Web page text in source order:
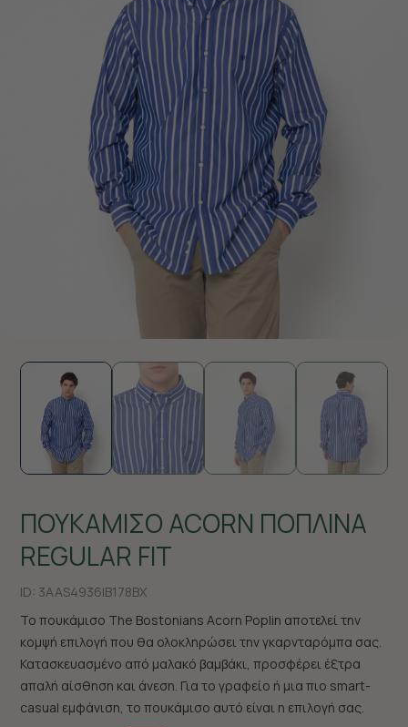
ΠΟΥΚΑΜΙΣΟ ACORN ΠΟΠΛΙΝΑ
REGULAR FIT
ID: 3AAS4936|B178BX
Το πουκάμισο The Bostonians Acorn Poplin αποτελεί την
κομψή επιλογή που θα ολοκληρώσει την γκαρνταρόμπα σας.
Κατασκευασμένο από μαλακό βαμβάκι, προσφέρει έξτρα
απαλή αίσθηση και άνεση. Για το γραφείο ή μια πιο smart-
casual εμφάνιση, το πουκάμισο αυτό είναι η επιλογή σας.